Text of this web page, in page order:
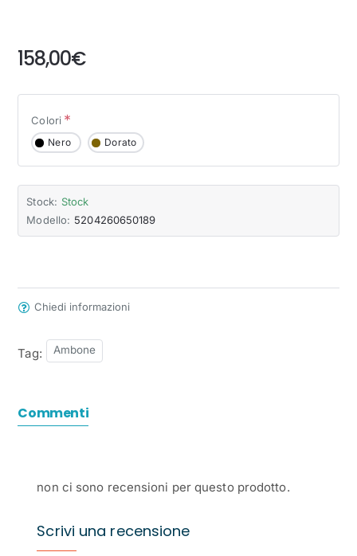
Stock: Stock
Modello: 5204260650189
158,00€
Colori
Nero Dorato
Chiedi informazioni
Tag: Ambone
Commenti
non ci sono recensioni per questo prodotto.
Scrivi una recensione